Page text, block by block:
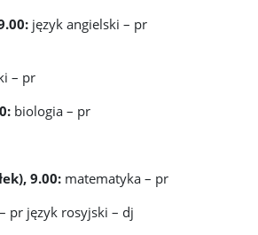
język angielski – pr
– pr
biologia – pr
9.00: matematyka – pr
pr język rosyjski – dj